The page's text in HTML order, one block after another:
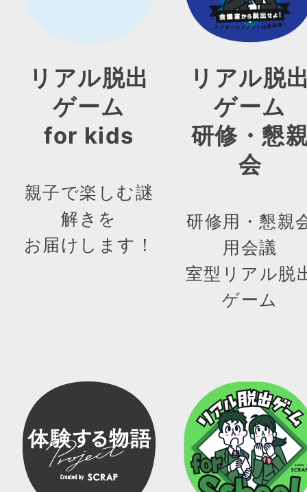
リアル脱出
ゲーム
for kids
親子で楽しむ謎
解きを
お届けします！
リアル脱
ゲーム
研修・懇
会
研修用・懇親
用会議
室型リアル脱
ゲーム